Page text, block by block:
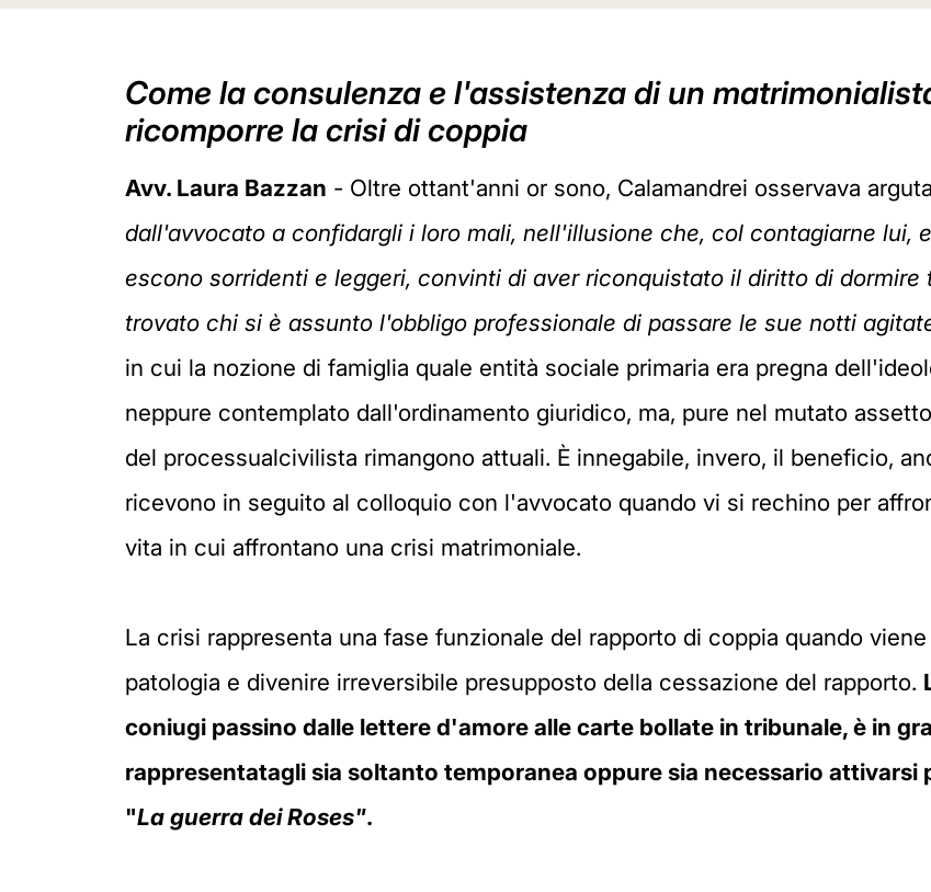
Come la consulenza e l'assistenza di un
ricomporre la crisi di coppia
Avv. Laura Bazzan - Oltre ottant'anni or sono, Calamandrei osservava
dall'avvocato a confidargli i loro mali, nell'illusione che, col contagiarne lui,
escono sorridenti e leggeri, convinti di aver riconquistato il diritto di
trovato chi si è assunto l'obbligo professionale di passare le sue notti
in cui la nozione di famiglia quale entità sociale primaria era pregna
neppure contemplato dall'ordinamento giuridico, ma, pure nel mutato
del processualcivilista rimangono attuali. È innegabile, invero, il beneficio,
ricevono in seguito al colloquio con l'avvocato quando vi si rechino per
vita in cui affrontano una crisi matrimoniale.
La crisi rappresenta una fase funzionale del rapporto di coppia quando
patologia e divenire irreversibile presupposto della cessazione del rapporto.
coniugi passino dalle lettere d'amore alle carte bollate in tribunale, è in
rappresentatagli sia soltanto temporanea oppure sia necessario
"La guerra dei Roses".